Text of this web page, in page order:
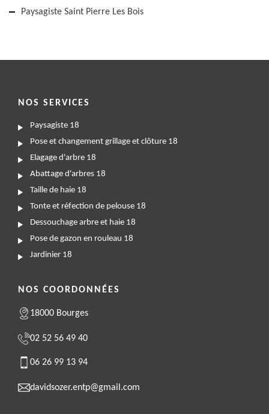
Paysagiste Saint Pierre Les Bois
NOS SERVICES
Paysagiste 18
Pose et changement grillage et clôture 18
Elagage d'arbre 18
Abattage d'arbres 18
Taille de haie 18
Tonte et réfection de pelouse 18
Dessouchage arbre et haie 18
Pose de gazon en rouleau 18
Jardinier 18
NOS COORDONNÉES
18000 Bourges
02 52 56 49 40
06 26 99 13 94
davidsozer.entp@gmail.com